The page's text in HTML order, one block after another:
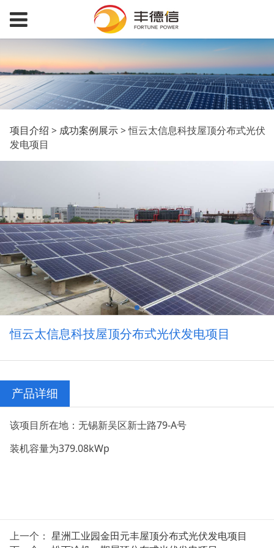
恒云太信息科技屋顶分
布式光伏发电项目
项目介绍 > 成功案例展示>恒云太信息科技屋顶分布式光伏
发电项目
恒云太信息科技屋顶分布式光伏发电项目
产品详细
该项目所在地：无锡新吴区新士路79-A号
装机容量为379.08kWp
上一个： 星洲工业园金田元丰屋顶分布式光伏发电项目